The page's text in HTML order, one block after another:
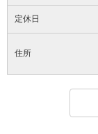
定休日
住所